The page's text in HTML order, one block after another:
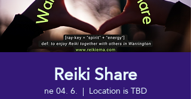
Reiki Share
ne 04. 6.
  |
Location is TBD